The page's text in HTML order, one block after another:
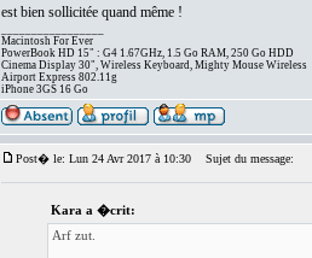
est bien sollicitée quand même !
Macintosh For Ever
PowerBook HD 15" : G4 1.67GHz, 1.5 Go RAM, 250 Go HDD
Cinema Display 30", Wireless Keyboard, Mighty Mouse Wireless
Airport Express 802.11g
iPhone 3GS 16 Go
Post� le: Lun 24 Avr 2017 à 10:30 Sujet du message:
Kara a �crit:
Arf zut.